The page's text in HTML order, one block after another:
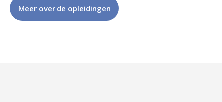
Meer over de opleidingen